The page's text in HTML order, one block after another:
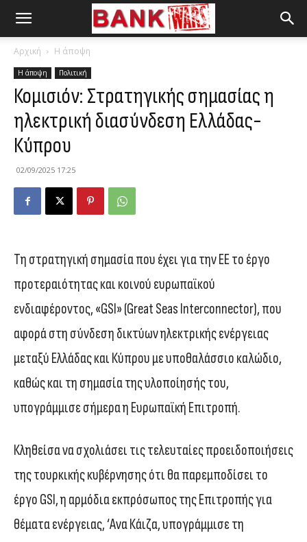
Αρχική Η άποψη
Η άποψη Πολιτική
Κομισιόν: Στρατηγικής σημασίας η
ηλεκτρική διασύνδεση Ελλάδας-
Κύπρου
02/09/2025 17:25
Τη στρατηγική σημασία που έχει για την ΕΕ το έργο
προτεραιότητας και κοινού ευρωπαϊκού
ενδιαφέροντος, «GSI» (Great Seas Interconnector), που
αφορά στη σύνδεση δικτύων ηλεκτρικής ενέργειας
μεταξύ Ελλάδας και Κύπρου με υποθαλάσσιο καλώδιο,
καθώς και τη σημασία της υλοποίησής του,
υπογράμμισε σήμερα η Ευρωπαϊκή Επιτροπή.
Κληθείσα να σχολιάσει τις τελευταίες προειδοποιήσεις
της τουρκικής κυβέρνησης ότι θα παρεμποδίσει το
έργο GSI, η αρμόδια εκπρόσωπος της Επιτροπής για
θέματα ενέργειας, ‘Ανα Κάιζα, υπογράμμισε τη